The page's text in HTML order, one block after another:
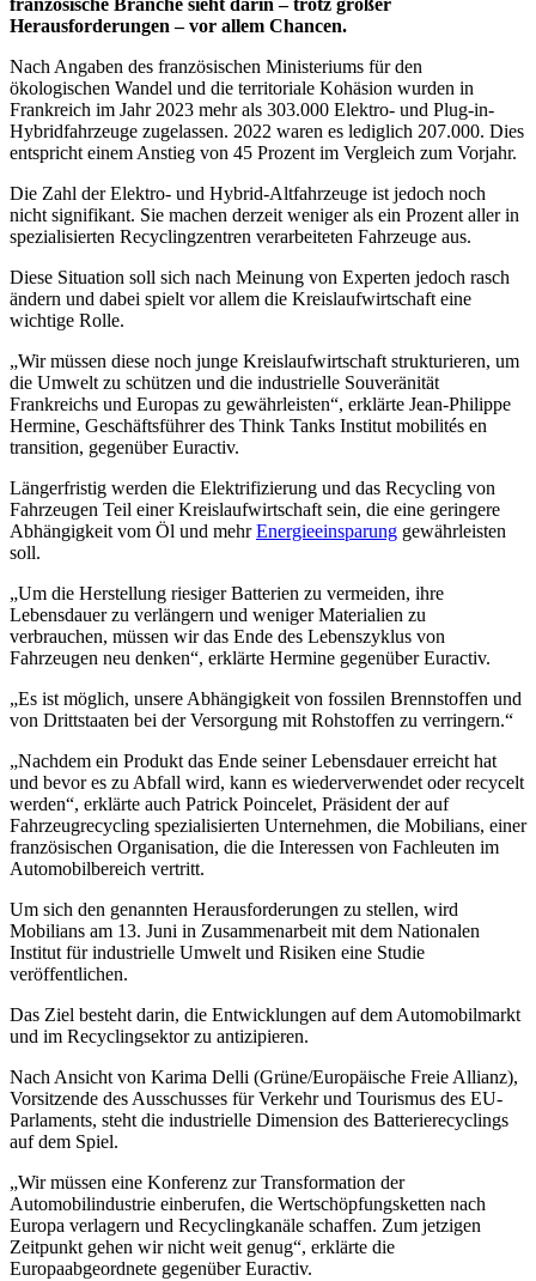
französische Branche sieht darin – trotz großer
Herausforderungen – vor allem Chancen.
Nach Angaben des französischen Ministeriums für den
ökologischen Wandel und die territoriale Kohäsion wurden in
Frankreich im Jahr 2023 mehr als 303.000 Elektro- und Plug-in-
Hybridfahrzeuge zugelassen. 2022 waren es lediglich 207.000. Dies
entspricht einem Anstieg von 45 Prozent im Vergleich zum Vorjahr.
Die Zahl der Elektro- und Hybrid-Altfahrzeuge ist jedoch noch
nicht signifikant. Sie machen derzeit weniger als ein Prozent aller in
spezialisierten Recyclingzentren verarbeiteten Fahrzeuge aus.
Diese Situation soll sich nach Meinung von Experten jedoch rasch
ändern und dabei spielt vor allem die Kreislaufwirtschaft eine
wichtige Rolle.
„Wir müssen diese noch junge Kreislaufwirtschaft strukturieren, um
die Umwelt zu schützen und die industrielle Souveränität
Frankreichs und Europas zu gewährleisten“, erklärte Jean-Philippe
Hermine, Geschäftsführer des Think Tanks Institut mobilités en
transition, gegenüber Euractiv.
Längerfristig werden die Elektrifizierung und das Recycling von
Fahrzeugen Teil einer Kreislaufwirtschaft sein, die eine geringere
Abhängigkeit vom Öl und mehrEnergieeinsparung gewährleisten
soll.
„Um die Herstellung riesiger Batterien zu vermeiden, ihre
Lebensdauer zu verlängern und weniger Materialien zu
verbrauchen, müssen wir das Ende des Lebenszyklus von
Fahrzeugen neu denken“, erklärte Hermine gegenüber Euractiv.
„Es ist möglich, unsere Abhängigkeit von fossilen Brennstoffen und
von Drittstaaten bei der Versorgung mit Rohstoffen zu verringern.“
„Nachdem ein Produkt das Ende seiner Lebensdauer erreicht hat
und bevor es zu Abfall wird, kann es wiederverwendet oder recycelt
werden“, erklärte auch Patrick Poincelet, Präsident der auf
Fahrzeugrecycling spezialisierten Unternehmen, die Mobilians, einer
französischen Organisation, die die Interessen von Fachleuten im
Automobilbereich vertritt.
Um sich den genannten Herausforderungen zu stellen, wird
Mobilians am 13. Juni in Zusammenarbeit mit dem Nationalen
Institut für industrielle Umwelt und Risiken eine Studie
veröffentlichen.
Das Ziel besteht darin, die Entwicklungen auf dem Automobilmarkt
und im Recyclingsektor zu antizipieren.
Nach Ansicht von Karima Delli (Grüne/Europäische Freie Allianz),
Vorsitzende des Ausschusses für Verkehr und Tourismus des EU-
Parlaments, steht die industrielle Dimension des Batterierecyclings
auf dem Spiel.
„Wir müssen eine Konferenz zur Transformation der
Automobilindustrie einberufen, die Wertschöpfungsketten nach
Europa verlagern und Recyclingkanäle schaffen. Zum jetzigen
Zeitpunkt gehen wir nicht weit genug“, erklärte die
Europaabgeordnete gegenüber Euractiv.